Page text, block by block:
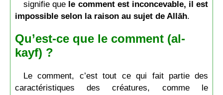
signifie que le comment est inconcevable, il est
impossible selon la raison au sujet de Allāh.
Qu’est-ce que le comment (al-
kayf) ?
Le comment, c’est tout ce qui fait partie des
caractéristiques des créatures, comme le